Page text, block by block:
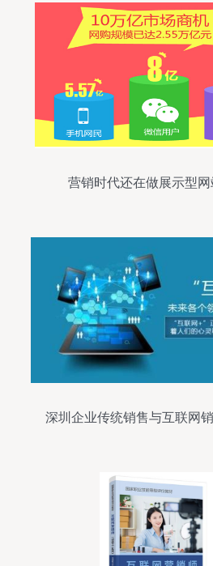
营销时代还在做展示型网
深圳企业传统销售与互联网